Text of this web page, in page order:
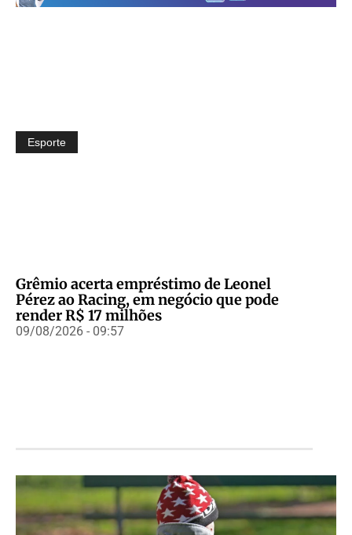
Esporte
Grêmio acerta empréstimo de Leonel
Pérez ao Racing, em negócio que pode
render R$ 17 milhões
09/08/2026 - 09:57